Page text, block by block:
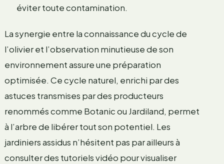
éviter toute contamination.
La synergie entre la connaissance du cycle de
l’olivier et l’observation minutieuse de son
environnement assure une préparation
optimisée. Ce cycle naturel, enrichi par des
astuces transmises par des producteurs
renommés comme Botanic ou Jardiland, permet
à l’arbre de libérer tout son potentiel. Les
jardiniers assidus n’hésitent pas par ailleurs à
consulter des tutoriels vidéo pour visualiser